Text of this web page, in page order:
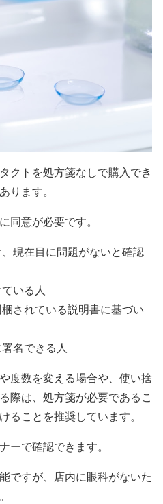
クトを処方箋なしで購入でき
ります。
同意が必要です。
現在目に問題がないと確認
いる人
されている説明書に基づい
名できる人
度数を変える場合や、使い捨
際は、処方箋が必要であるこ
ることを推奨しています。
ーで確認できます。
ですが、店内に眼科がないた